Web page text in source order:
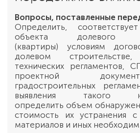
Вопросы, поставленные
Определить,
объекта долевого
(квартиры) условиям
долевом
технических регламентов,
проектной
градостроительных
выявления такого
определить объем
стоимость их устранения
материалов и иных